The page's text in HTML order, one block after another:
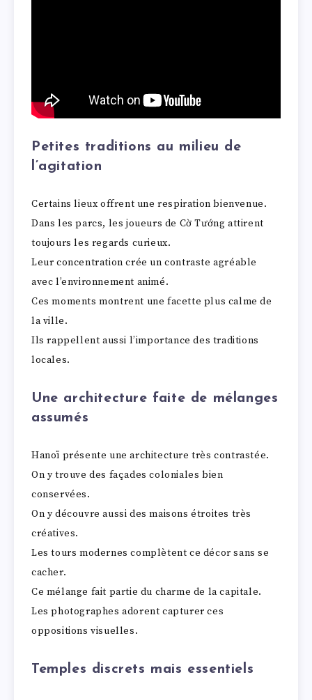
Petites traditions au milieu de
l’agitation
Certains lieux offrent une respiration bienvenue.
Dans les parcs, les joueurs de Cờ Tướng attirent
toujours les regards curieux.
Leur concentration crée un contraste agréable
avec l’environnement animé.
Ces moments montrent une facette plus calme de
la ville.
Ils rappellent aussi l’importance des traditions
locales.
Une architecture faite de mélanges
assumés
Hanoï présente une architecture très contrastée.
On y trouve des façades coloniales bien
conservées.
On y découvre aussi des maisons étroites très
créatives.
Les tours modernes complètent ce décor sans se
cacher.
Ce mélange fait partie du charme de la capitale.
Les photographes adorent capturer ces
oppositions visuelles.
Temples discrets mais essentiels